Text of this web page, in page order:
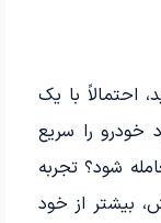
احتمالاً با یک
خودرو را سریع
شود؟ تجربه
بیشتر از خود